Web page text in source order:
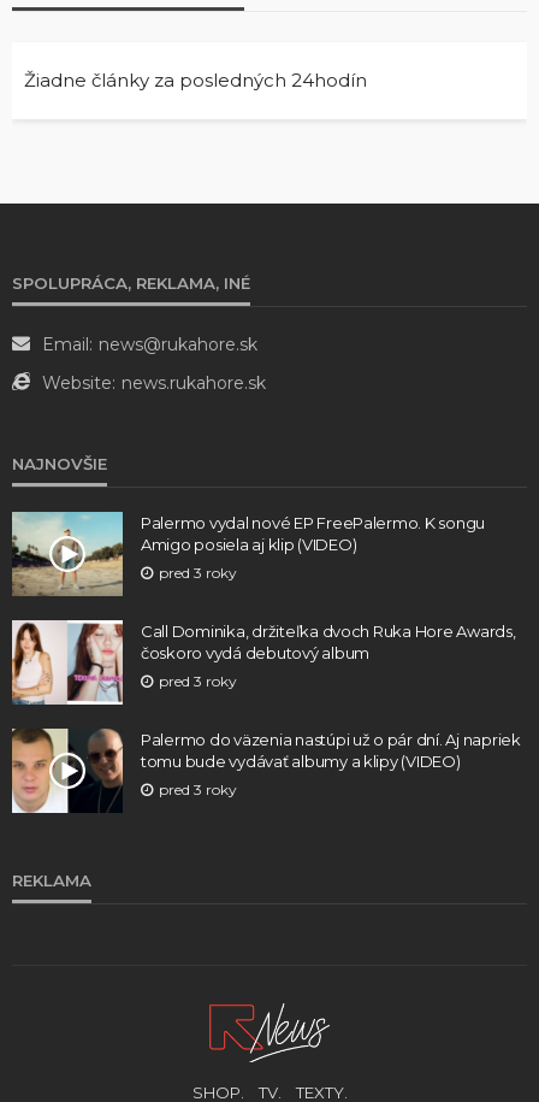
Žiadne články za posledných 24hodín
SPOLUPRÁCA, REKLAMA, INÉ
Email: news@rukahore.sk
Website: news.rukahore.sk
NAJNOVŠIE
Palermo vydal nové EP FreePalermo. K songu
Amigo posiela aj klip (VIDEO)
pred 3 roky
Call Dominika, držiteľka dvoch Ruka Hore Awards,
čoskoro vydá debutový album
pred 3 roky
Palermo do väzenia nastúpi už o pár dní. Aj napriek
tomu bude vydávať albumy a klipy (VIDEO)
pred 3 roky
REKLAMA
SHOP. TV. TEXTY.